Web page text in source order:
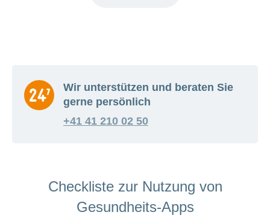
Wir unterstützen und beraten Sie
gerne persönlich
+41 41 210 02 50
Checkliste zur Nutzung von
Gesundheits-Apps